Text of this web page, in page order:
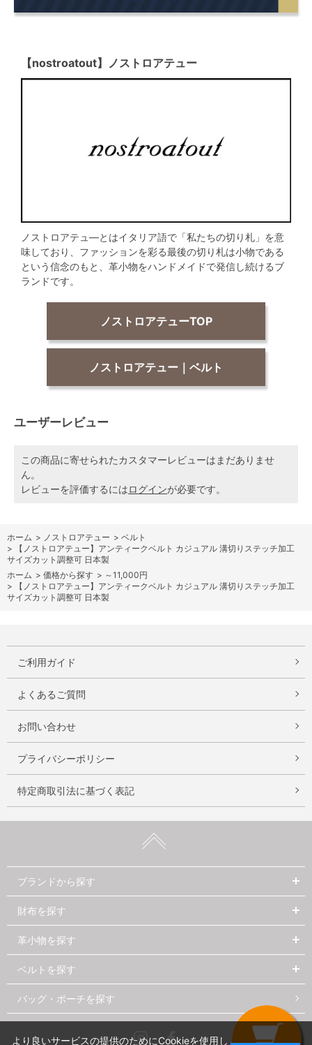
【nostroatout】ノストロアテュー
ノストロアテュ―とはイタリア語で「私たちの切り札」を意
味しており、ファッションを彩る最後の切り札は小物である
という信念のもと、革小物をハンドメイドで発信し続けるブ
ランドです。
ノストロアテューTOP
ノストロアテュー｜ベルト
ユーザーレビュー
この商品に寄せられたカスタマーレビューはまだありませ
ん。
レビューを評価するにはログインが必要です。
ホーム > ノストロアテュー > ベルト
>
【ノストロアテュー】アンティークベルト カジュアル 溝切りステッチ加工
サイズカット調整可 日本製
ホーム > 価格から探す > ～11,000円
>
【ノストロアテュー】アンティークベルト カジュアル 溝切りステッチ加工
サイズカット調整可 日本製
ご利用ガイド
よくあるご質問
お問い合わせ
プライバシーポリシー
特定商取引法に基づく表記
ブランドから探す
財布を探す
革小物を探す
ベルトを探す
バッグ・ポーチを探す
InstagramFacebook
より良いサービスの提供のためにCookieを使用し